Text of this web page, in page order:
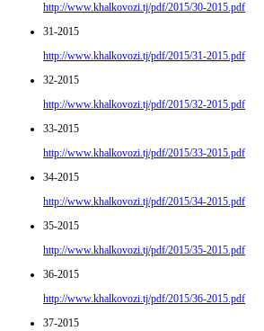
http://www.khalkovozi.tj/pdf/2015/30-2015.pdf
31-2015
http://www.khalkovozi.tj/pdf/2015/31-2015.pdf
32-2015
http://www.khalkovozi.tj/pdf/2015/32-2015.pdf
33-2015
http://www.khalkovozi.tj/pdf/2015/33-2015.pdf
34-2015
http://www.khalkovozi.tj/pdf/2015/34-2015.pdf
35-2015
http://www.khalkovozi.tj/pdf/2015/35-2015.pdf
36-2015
http://www.khalkovozi.tj/pdf/2015/36-2015.pdf
37-2015